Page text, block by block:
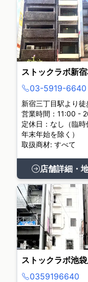
ストックラボ新
03-5919-6640
新宿三丁目駅より
営業時間：11:00 -
定休日：なし（臨時
年末年始を除く）
取扱商材: すべて
店舗詳細・
ストックラボ池
0359196640